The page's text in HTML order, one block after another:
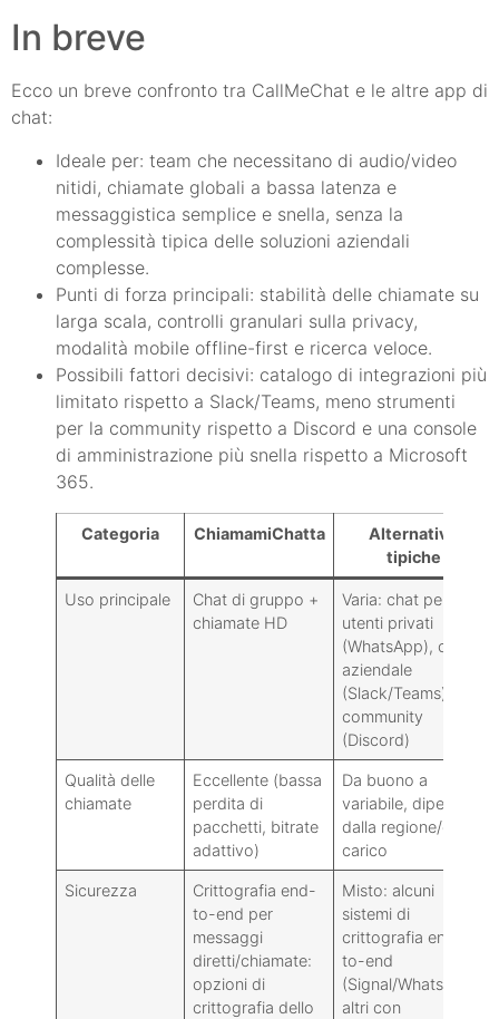
In breve
Ecco un breve confronto tra CallMeChat e le altre app di
chat:
Ideale per: team che necessitano di audio/video
nitidi, chiamate globali a bassa latenza e
messaggistica semplice e snella, senza la
complessità tipica delle soluzioni aziendali
complesse.
Punti di forza principali: stabilità delle chiamate su
larga scala, controlli granulari sulla privacy,
modalità mobile offline-first e ricerca veloce.
Possibili fattori decisivi: catalogo di integrazioni più
limitato rispetto a Slack/Teams, meno strumenti
per la community rispetto a Discord e una console
di amministrazione più snella rispetto a Microsoft
365.
Categoria ChiamamiChatta
Alternative
tipiche
Uso principale
Chat di gruppo +
chiamate HD
Varia: chat per
utenti privati
(WhatsApp), chat
aziendale
(Slack/Teams),
community
(Discord)
Qualità delle
chiamate
Eccellente (bassa
perdita di
pacchetti, bitrate
adattivo)
Da buono a
variabile, dipende
dalla regione/dal
carico
Sicurezza
Crittografia end-
to-end per
messaggi
diretti/chiamate:
opzioni di
crittografia dello
Misto: alcuni
sistemi di
crittografia end-
to-end
(Signal/WhatsApp),
altri con